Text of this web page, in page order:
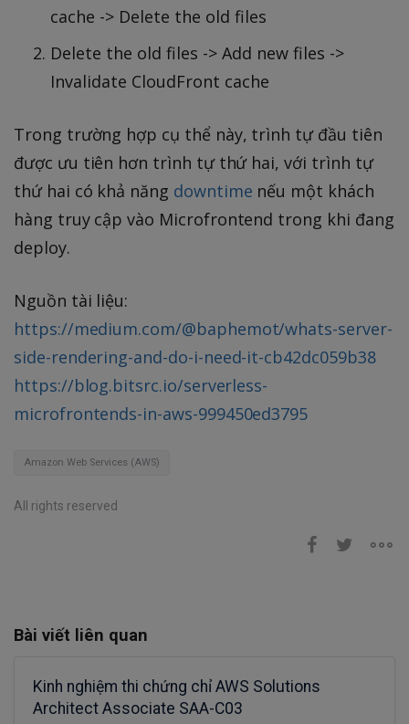
cache -> Delete the old files
Delete the old files -> Add new files ->
Invalidate CloudFront cache
Trong trường hợp cụ thể này, trình tự đầu tiên
được ưu tiên hơn trình tự thứ hai, với trình tự
thứ hai có khả năng downtime nếu một khách
hàng truy cập vào Microfrontend trong khi đang
deploy.
Nguồn tài liệu:
https://medium.com/@baphemot/whats-server-
side-rendering-and-do-i-need-it-cb42dc059b38
https://blog.bitsrc.io/serverless-
microfrontends-in-aws-999450ed3795
Amazon Web Services (AWS)
All rights reserved
Bài viết liên quan
Kinh nghiệm thi chứng chỉ AWS Solutions
Architect Associate SAA-C03